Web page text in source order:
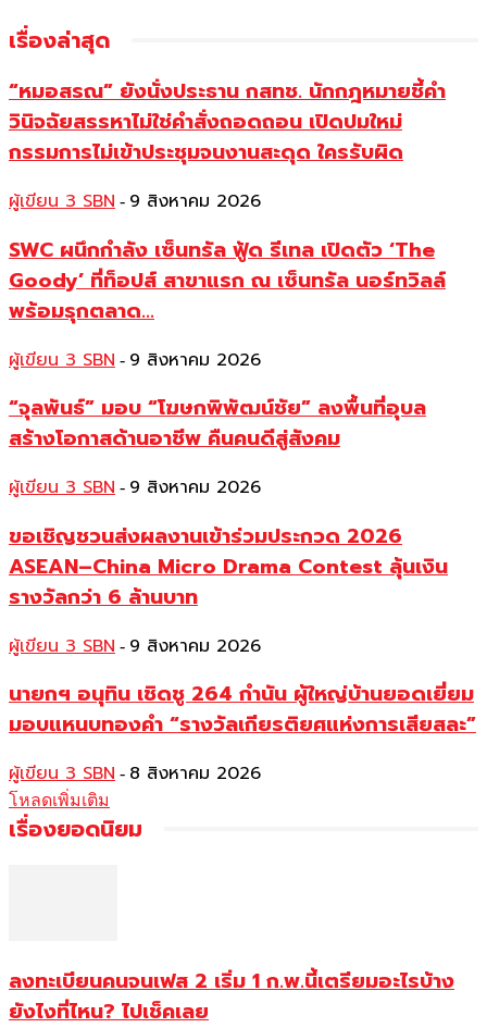
เรื่องล่าสุด
“หมอสรณ” ยังนั่งประธาน กสทช. นักกฎหมายชี้คำ
วินิจฉัยสรรหาไม่ใช่คำสั่งถอดถอน เปิดปมใหม่
กรรมการไม่เข้าประชุมจนงานสะดุด ใครรับผิด
ผู้เขียน 3 SBN - 9 สิงหาคม 2026
SWC ผนึกกำลัง เซ็นทรัล ฟู้ด รีเทล เปิดตัว ‘The
Goody’ ที่ท็อปส์ สาขาแรก ณ เซ็นทรัล นอร์ทวิลล์
พร้อมรุกตลาด...
ผู้เขียน 3 SBN - 9 สิงหาคม 2026
“จุลพันธ์” มอบ “โฆษกพิพัฒน์ชัย” ลงพื้นที่อุบล
สร้างโอกาสด้านอาชีพ คืนคนดีสู่สังคม
ผู้เขียน 3 SBN - 9 สิงหาคม 2026
ขอเชิญชวนส่งผลงานเข้าร่วมประกวด 2026
ASEAN–China Micro Drama Contest ลุ้นเงิน
รางวัลกว่า 6 ล้านบาท
ผู้เขียน 3 SBN - 9 สิงหาคม 2026
นายกฯ อนุทิน เชิดชู 264 กำนัน ผู้ใหญ่บ้านยอดเยี่ยม
มอบแหนบทองคำ “รางวัลเกียรติยศแห่งการเสียสละ”
ผู้เขียน 3 SBN - 8 สิงหาคม 2026
โหลดเพิ่มเติม
เรื่องยอดนิยม
ลงทะเบียนคนจนเฟส 2 เริ่ม 1 ก.พ.นี้เตรียมอะไรบ้าง
ยังไงที่ไหน? ไปเช็คเลย